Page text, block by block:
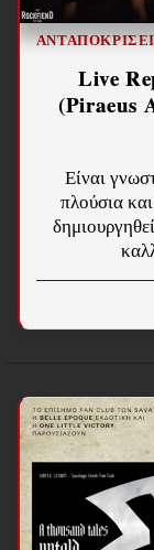
Live
(Piraeus
Είναι
πλούσια